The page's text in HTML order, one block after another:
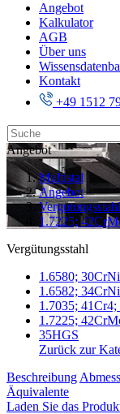
Angebot
Kalkulator
AGB
Über uns
Kontakt
+49 1512
Angebot
Multistal
Angebot
Vergütungsstahl
1.7225;
Vergütungsstahl
1.6580;
1.6582;
1.7035; 41Cr4;
1.7225;
35HGS
Zurück zur
Beschreibung
Äquivalente
Laden Sie das